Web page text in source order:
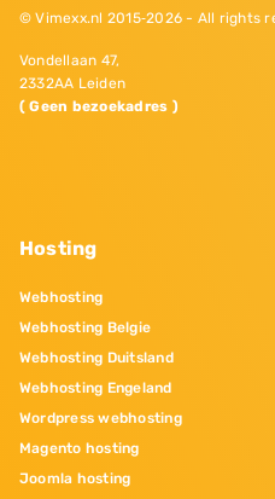
© Vimexx.nl 2015‐2026 - All rights
Vondellaan 47,
2332AA Leiden
( Geen bezoekadres )
Hosting
Webhosting
Webhosting Belgie
Webhosting Duitsland
Webhosting Engeland
Wordpress webhosting
Magento hosting
Joomla hosting